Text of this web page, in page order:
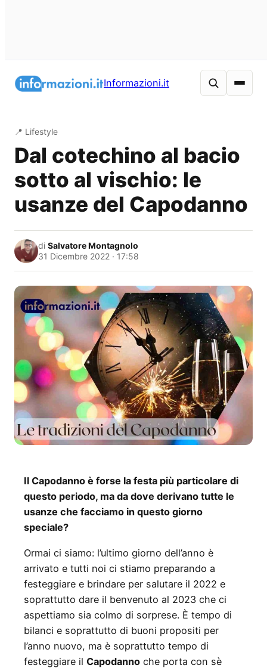
Informazioni.it
📍 Lifestyle
Dal cotechino al bacio
sotto al vischio: le
usanze del Capodanno
di Salvatore Montagnolo
31 Dicembre 2022 · 17:58
Il Capodanno è forse la festa più particolare di
questo periodo, ma da dove derivano tutte le
usanze che facciamo in questo giorno
speciale?
Ormai ci siamo: l’ultimo giorno dell’anno è
arrivato e tutti noi ci stiamo preparando a
festeggiare e brindare per salutare il 2022 e
soprattutto dare il benvenuto al 2023 che ci
aspettiamo sia colmo di sorprese. È tempo di
bilanci e soprattutto di buoni propositi per
l’anno nuovo, ma è soprattutto tempo di
festeggiare il Capodanno che porta con sè